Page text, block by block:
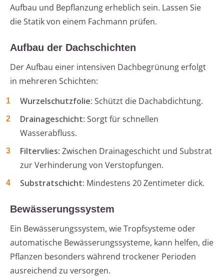
Aufbau und Bepflanzung erheblich sein. Lassen Sie
die Statik von einem Fachmann prüfen.
Aufbau der Dachschichten
Der Aufbau einer intensiven Dachbegrünung erfolgt
in mehreren Schichten:
Wurzelschutzfolie: Schützt die Dachabdichtung.
Drainageschicht: Sorgt für schnellen
Wasserabfluss.
Filtervlies: Zwischen Drainageschicht und Substrat
zur Verhinderung von Verstopfungen.
Substratschicht: Mindestens 20 Zentimeter dick.
Bewässerungssystem
Ein Bewässerungssystem, wie Tropfsysteme oder
automatische Bewässerungssysteme, kann helfen, die
Pflanzen besonders während trockener Perioden
ausreichend zu versorgen.